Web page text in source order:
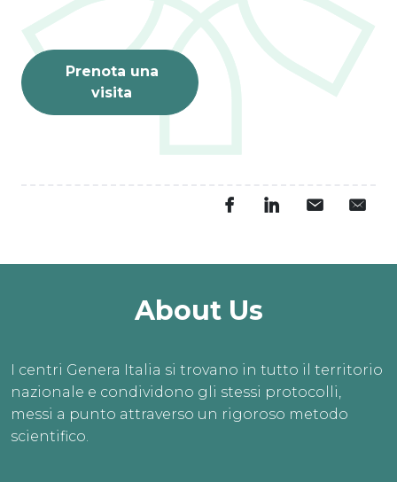
Prenota una
visita
About Us
I centri Genera Italia si trovano in tutto il territorio
nazionale e condividono gli stessi protocolli,
messi a punto attraverso un rigoroso metodo
scientifico.